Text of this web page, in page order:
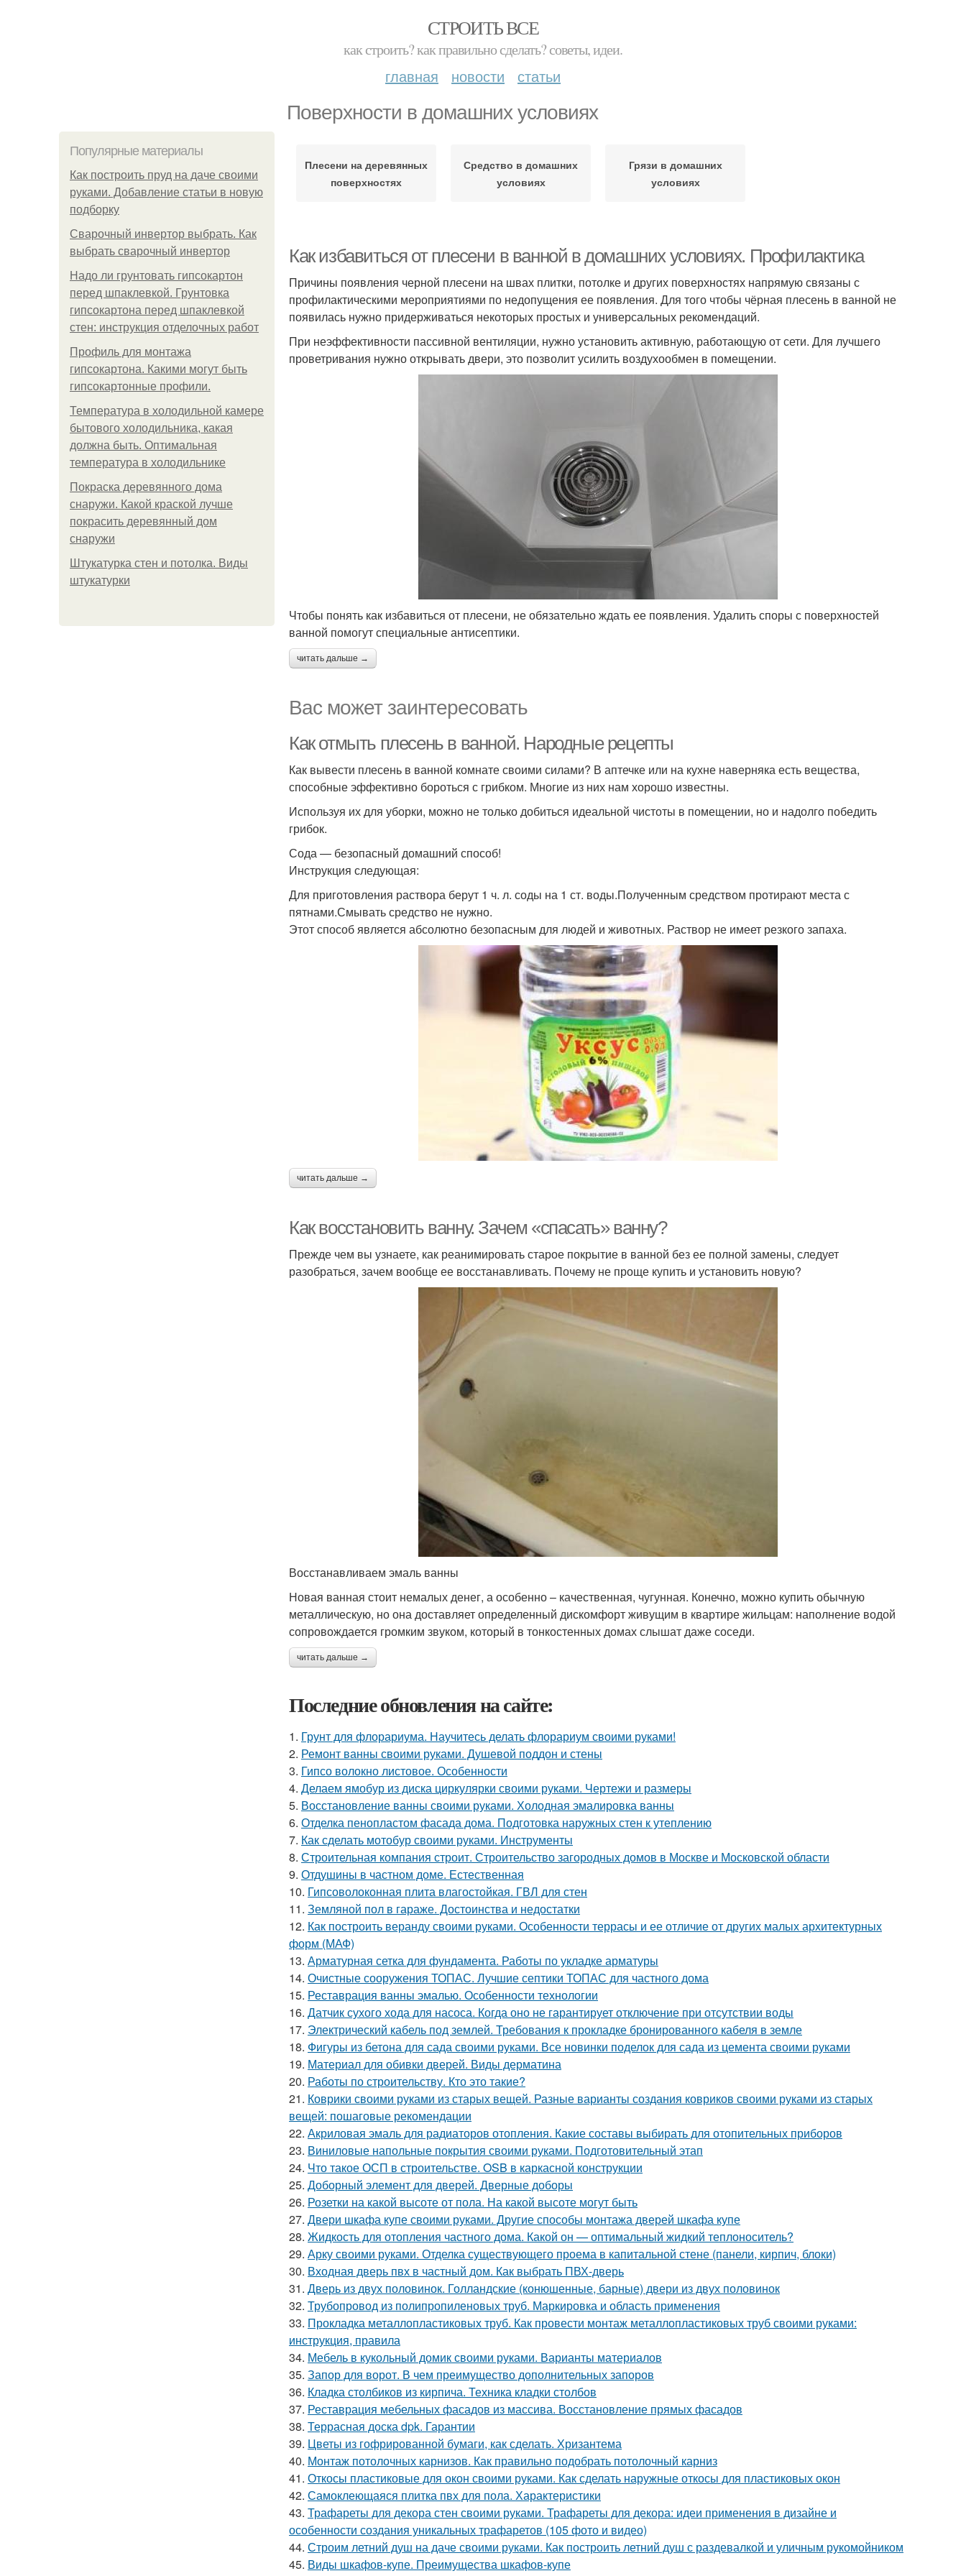
СТРОИТЬ ВСЕ
как строить? как правильно сделать? советы, идеи.
главная новости статьи
Поверхности в домашних условиях
Популярные материалы
Как построить пруд на даче своими
руками. Добавление статьи в новую
подборку
Сварочный инвертор выбрать. Как
выбрать сварочный инвертор
Надо ли грунтовать гипсокартон
перед шпаклевкой. Грунтовка
гипсокартона перед шпаклевкой
стен: инструкция отделочных работ
Профиль для монтажа
гипсокартона. Какими могут быть
гипсокартонные профили.
Температура в холодильной камере
бытового холодильника, какая
должна быть. Оптимальная
температура в холодильнике
Покраска деревянного дома
снаружи. Какой краской лучше
покрасить деревянный дом
снаружи
Штукатурка стен и потолка. Виды
штукатурки
Плесени на деревянных
поверхностях
Средство в домашних
условиях
Грязи в домашних
условиях
Как избавиться от плесени в ванной в домашних условиях. Профилактика
Причины появления черной плесени на швах плитки, потолке и других поверхностях напрямую связаны с
профилактическими мероприятиями по недопущения ее появления. Для того чтобы чёрная плесень в ванной не
появилась нужно придерживаться некоторых простых и универсальных рекомендаций.
При неэффективности пассивной вентиляции, нужно установить активную, работающую от сети. Для лучшего
проветривания нужно открывать двери, это позволит усилить воздухообмен в помещении.
Чтобы понять как избавиться от плесени, не обязательно ждать ее появления. Удалить споры с поверхностей
ванной помогут специальные антисептики.
читать дальше →
Вас может заинтересовать
Как отмыть плесень в ванной. Народные рецепты
Как вывести плесень в ванной комнате своими силами? В аптечке или на кухне наверняка есть вещества,
способные эффективно бороться с грибком. Многие из них нам хорошо известны.
Используя их для уборки, можно не только добиться идеальной чистоты в помещении, но и надолго победить
грибок.
Сода — безопасный домашний способ!
Инструкция следующая:
Для приготовления раствора берут 1 ч. л. соды на 1 ст. воды.Полученным средством протирают места с
пятнами.Смывать средство не нужно.
Этот способ является абсолютно безопасным для людей и животных. Раствор не имеет резкого запаха.
читать дальше →
Как восстановить ванну. Зачем «спасать» ванну?
Прежде чем вы узнаете, как реанимировать старое покрытие в ванной без ее полной замены, следует
разобраться, зачем вообще ее восстанавливать. Почему не проще купить и установить новую?
Восстанавливаем эмаль ванны
Новая ванная стоит немалых денег, а особенно – качественная, чугунная. Конечно, можно купить обычную
металлическую, но она доставляет определенный дискомфорт живущим в квартире жильцам: наполнение водой
сопровождается громким звуком, который в тонкостенных домах слышат даже соседи.
читать дальше →
Последние обновления на сайте:
1. Грунт для флорариума. Научитесь делать флорариум своими руками!
2. Ремонт ванны своими руками. Душевой поддон и стены
3. Гипсо волокно листовое. Особенности
4. Делаем ямобур из диска циркулярки своими руками. Чертежи и размеры
5. Восстановление ванны своими руками. Холодная эмалировка ванны
6. Отделка пенопластом фасада дома. Подготовка наружных стен к утеплению
7. Как сделать мотобур своими руками. Инструменты
8. Строительная компания строит. Строительство загородных домов в Москве и Московской области
9. Отдушины в частном доме. Естественная
10. Гипсоволоконная плита влагостойкая. ГВЛ для стен
11. Земляной пол в гараже. Достоинства и недостатки
12. Как построить веранду своими руками. Особенности террасы и ее отличие от других малых архитектурных
форм (МАФ)
13. Арматурная сетка для фундамента. Работы по укладке арматуры
14. Очистные сооружения ТОПАС. Лучшие септики ТОПАС для частного дома
15. Реставрация ванны эмалью. Особенности технологии
16. Датчик сухого хода для насоса. Когда оно не гарантирует отключение при отсутствии воды
17. Электрический кабель под землей. Требования к прокладке бронированного кабеля в земле
18. Фигуры из бетона для сада своими руками. Все новинки поделок для сада из цемента своими руками
19. Материал для обивки дверей. Виды дерматина
20. Работы по строительству. Кто это такие?
21. Коврики своими руками из старых вещей. Разные варианты создания ковриков своими руками из старых
вещей: пошаговые рекомендации
22. Акриловая эмаль для радиаторов отопления. Какие составы выбирать для отопительных приборов
23. Виниловые напольные покрытия своими руками. Подготовительный этап
24. Что такое ОСП в строительстве. OSB в каркасной конструкции
25. Доборный элемент для дверей. Дверные доборы
26. Розетки на какой высоте от пола. На какой высоте могут быть
27. Двери шкафа купе своими руками. Другие способы монтажа дверей шкафа купе
28. Жидкость для отопления частного дома. Какой он — оптимальный жидкий теплоноситель?
29. Арку своими руками. Отделка существующего проема в капитальной стене (панели, кирпич, блоки)
30. Входная дверь пвх в частный дом. Как выбрать ПВХ-дверь
31. Дверь из двух половинок. Голландские (конюшенные, барные) двери из двух половинок
32. Трубопровод из полипропиленовых труб. Маркировка и область применения
33. Прокладка металлопластиковых труб. Как провести монтаж металлопластиковых труб своими руками:
инструкция, правила
34. Мебель в кукольный домик своими руками. Варианты материалов
35. Запор для ворот. В чем преимущество дополнительных запоров
36. Кладка столбиков из кирпича. Техника кладки столбов
37. Реставрация мебельных фасадов из массива. Восстановление прямых фасадов
38. Террасная доска dpk. Гарантии
39. Цветы из гофрированной бумаги, как сделать. Хризантема
40. Монтаж потолочных карнизов. Как правильно подобрать потолочный карниз
41. Откосы пластиковые для окон своими руками. Как сделать наружные откосы для пластиковых окон
42. Самоклеющаяся плитка пвх для пола. Характеристики
43. Трафареты для декора стен своими руками. Трафареты для декора: идеи применения в дизайне и
особенности создания уникальных трафаретов (105 фото и видео)
44. Строим летний душ на даче своими руками. Как построить летний душ с раздевалкой и уличным рукомойником
45. Виды шкафов-купе. Преимущества шкафов-купе